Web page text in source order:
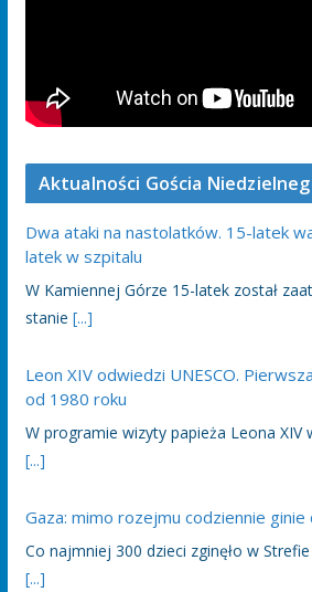
Aktualności Gościa
Dwa ataki na nastolatków. 15-latek
latek w szpitalu
W Kamiennej Górze 15-latek został
stanie [...]
Leon XIV odwiedzi UNESCO.
od 1980 roku
W programie wizyty papieża Leona XIV
[...]
Gaza: mimo rozejmu codziennie ginie
Co najmniej 300 dzieci zginęło w
[...]